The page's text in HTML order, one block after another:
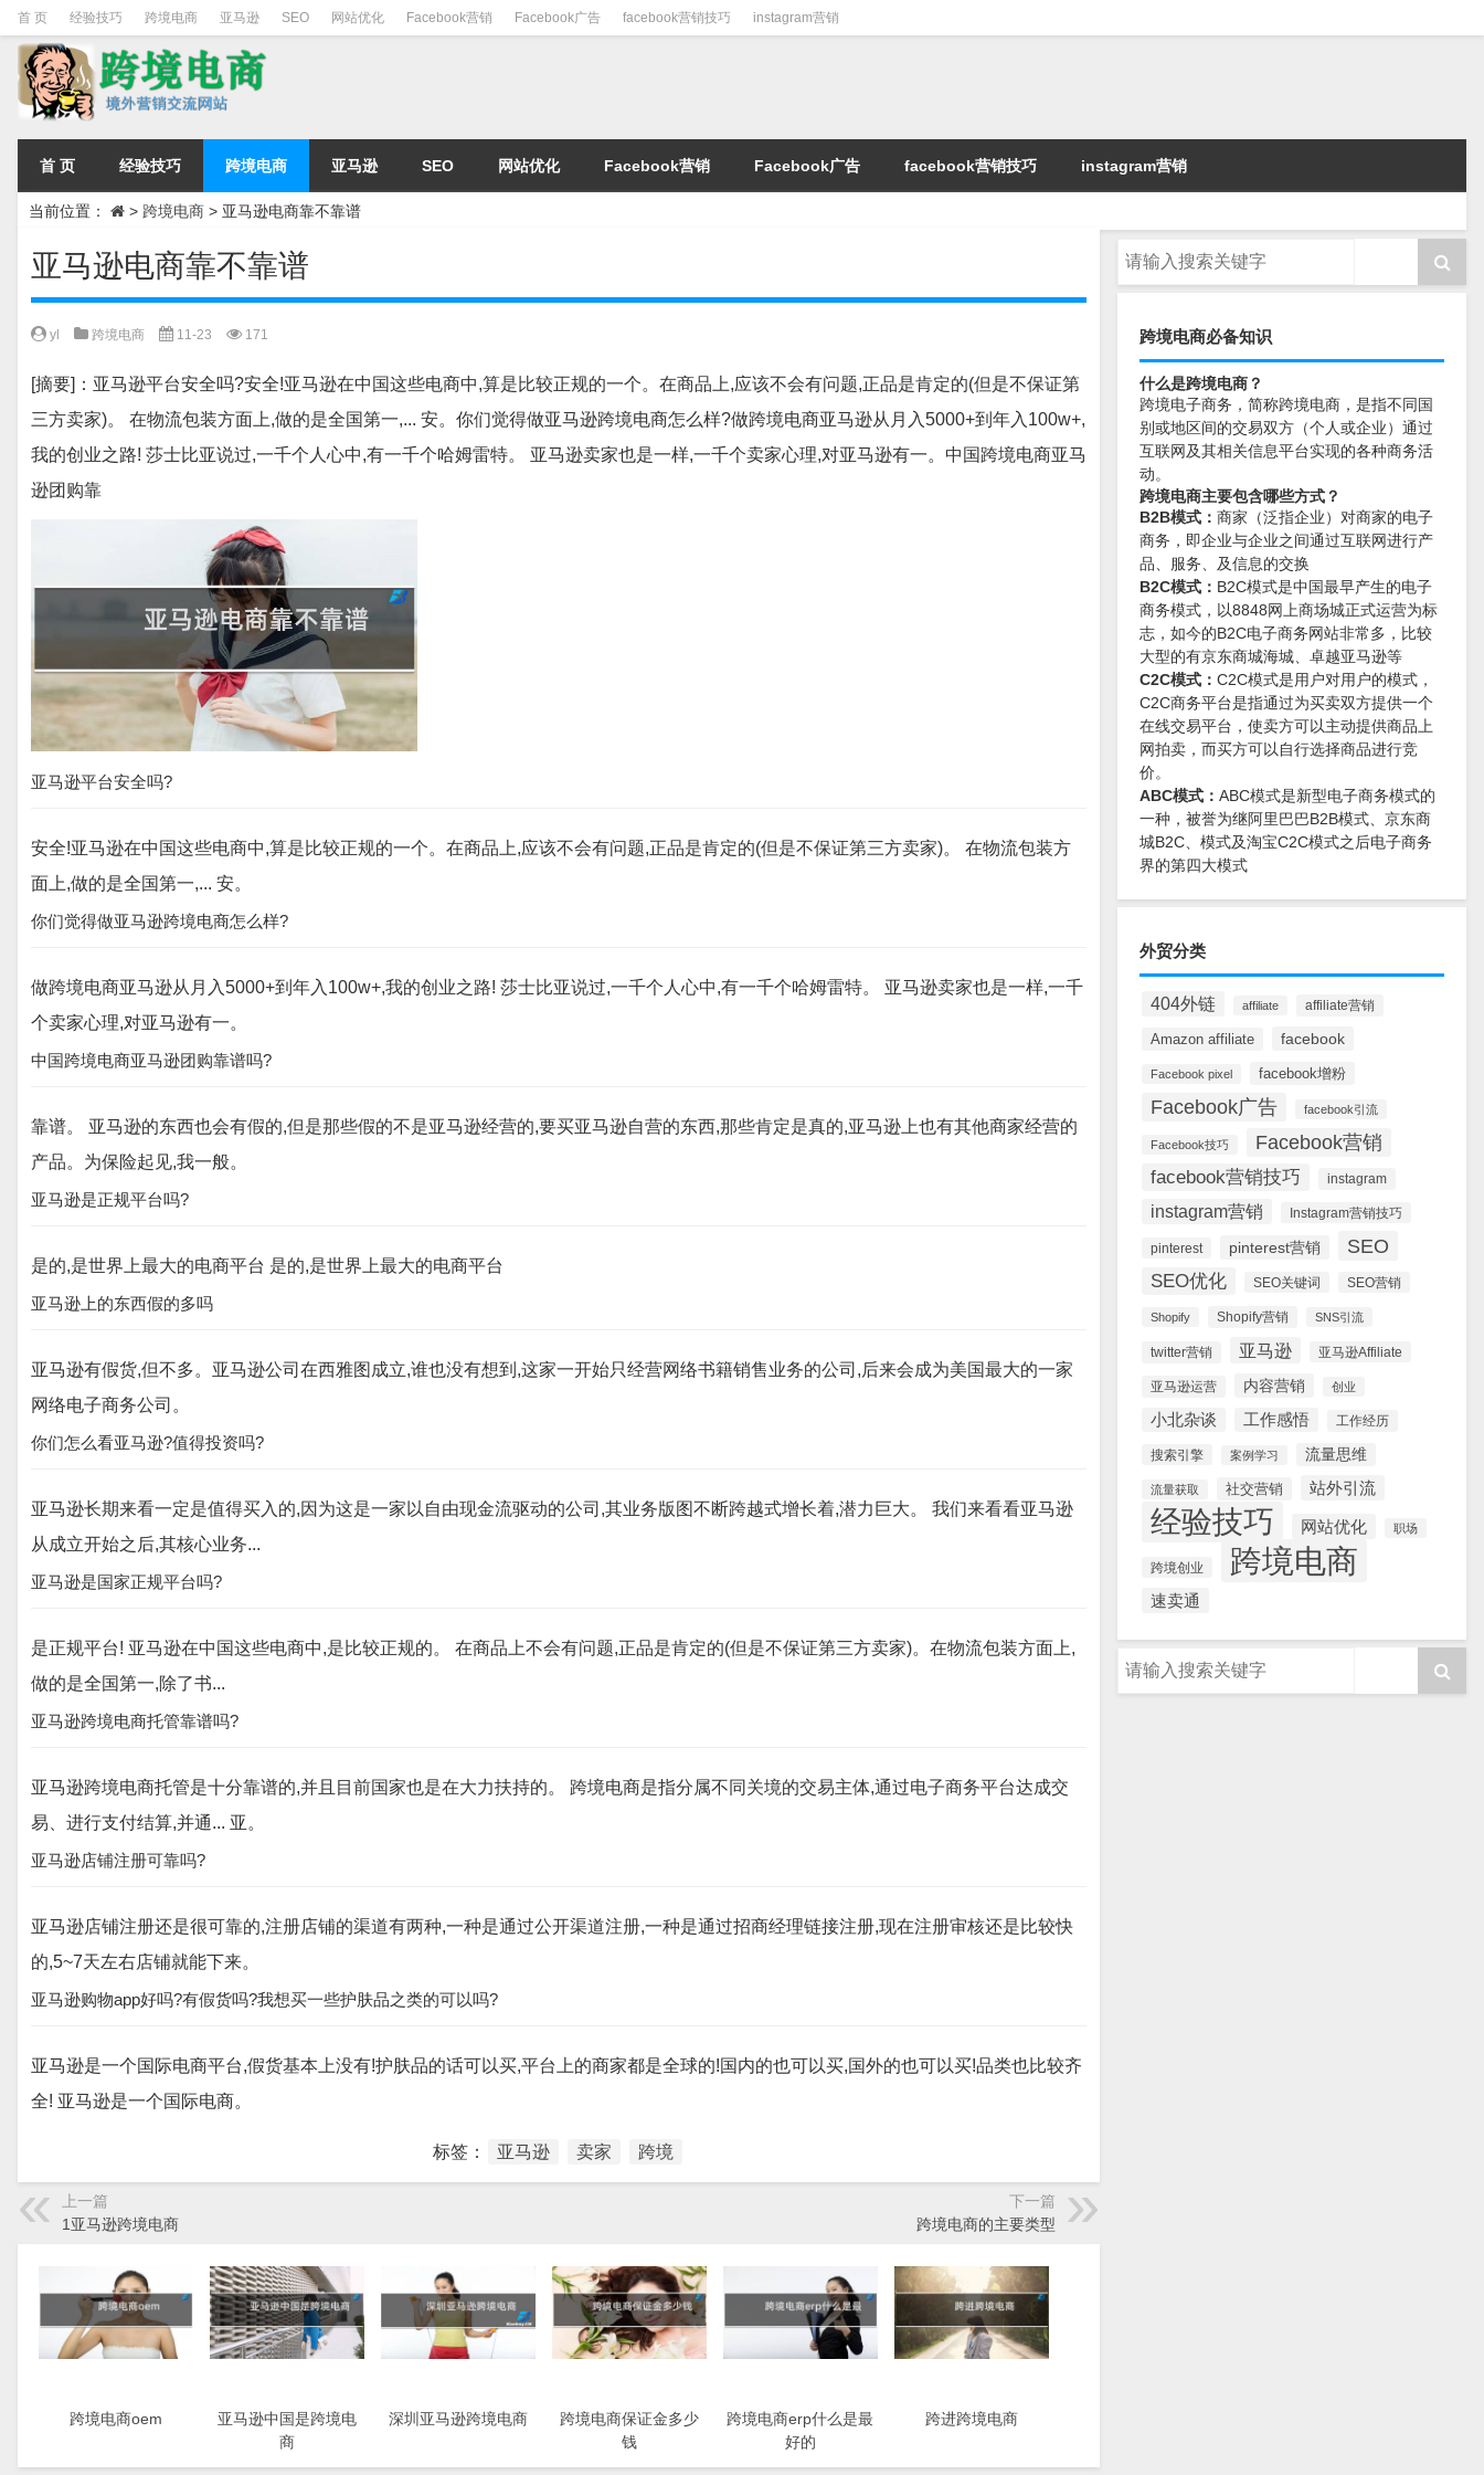
首 页 经验技巧 跨境电商 亚马逊 SEO 网站优化 Facebook营销 Facebook广告 facebook营销技巧 instagram营销
首 页 经验技巧 跨境电商 亚马逊 SEO 网站优化 Facebook营销 Facebook广告 facebook营销技巧 instagram营销
当前位置： > 跨境电商 > 亚马逊电商靠不靠谱
亚马逊电商靠不靠谱
yl 跨境电商 11-23 171
[摘要]：亚马逊平台安全吗?安全!亚马逊在中国这些电商中,算是比较正规的一个。在商品上,应该不会有问题,正品是肯定的(但是不保证第
三方卖家)。 在物流包装方面上,做的是全国第一,... 安。你们觉得做亚马逊跨境电商怎么样?做跨境电商亚马逊从月入5000+到年入100w+,
我的创业之路! 莎士比亚说过,一千个人心中,有一千个哈姆雷特。 亚马逊卖家也是一样,一千个卖家心理,对亚马逊有一。中国跨境电商亚马
逊团购靠
亚马逊平台安全吗?
安全!亚马逊在中国这些电商中,算是比较正规的一个。在商品上,应该不会有问题,正品是肯定的(但是不保证第三方卖家)。 在物流包装方
面上,做的是全国第一,... 安。
你们觉得做亚马逊跨境电商怎么样?
做跨境电商亚马逊从月入5000+到年入100w+,我的创业之路! 莎士比亚说过,一千个人心中,有一千个哈姆雷特。 亚马逊卖家也是一样,一千
个卖家心理,对亚马逊有一。
中国跨境电商亚马逊团购靠谱吗?
靠谱。 亚马逊的东西也会有假的,但是那些假的不是亚马逊经营的,要买亚马逊自营的东西,那些肯定是真的,亚马逊上也有其他商家经营的
产品。为保险起见,我一般。
亚马逊是正规平台吗?
是的,是世界上最大的电商平台 是的,是世界上最大的电商平台
亚马逊上的东西假的多吗
亚马逊有假货,但不多。亚马逊公司在西雅图成立,谁也没有想到,这家一开始只经营网络书籍销售业务的公司,后来会成为美国最大的一家
网络电子商务公司。
你们怎么看亚马逊?值得投资吗?
亚马逊长期来看一定是值得买入的,因为这是一家以自由现金流驱动的公司,其业务版图不断跨越式增长着,潜力巨大。 我们来看看亚马逊
从成立开始之后,其核心业务...
亚马逊是国家正规平台吗?
是正规平台! 亚马逊在中国这些电商中,是比较正规的。 在商品上不会有问题,正品是肯定的(但是不保证第三方卖家)。在物流包装方面上,
做的是全国第一,除了书...
亚马逊跨境电商托管靠谱吗?
亚马逊跨境电商托管是十分靠谱的,并且目前国家也是在大力扶持的。 跨境电商是指分属不同关境的交易主体,通过电子商务平台达成交
易、进行支付结算,并通... 亚。
亚马逊店铺注册可靠吗?
亚马逊店铺注册还是很可靠的,注册店铺的渠道有两种,一种是通过公开渠道注册,一种是通过招商经理链接注册,现在注册审核还是比较快
的,5~7天左右店铺就能下来。
亚马逊购物app好吗?有假货吗?我想买一些护肤品之类的可以吗?
亚马逊是一个国际电商平台,假货基本上没有!护肤品的话可以买,平台上的商家都是全球的!国内的也可以买,国外的也可以买!品类也比较齐
全! 亚马逊是一个国际电商。
标签： 亚马逊 卖家 跨境
上一篇
1亚马逊跨境电商
下一篇
跨境电商的主要类型
跨境电商oem
亚马逊中国是跨境电
商
深圳亚马逊跨境电商
跨境电商保证金多少
钱
跨境电商erp什么是最
好的
跨进跨境电商
跨境电商必备知识
什么是跨境电商？
跨境电子商务，简称跨境电商，是指不同国
别或地区间的交易双方（个人或企业）通过
互联网及其相关信息平台实现的各种商务活
动。
跨境电商主要包含哪些方式？
B2B模式： 商家（泛指企业）对商家的电子
商务，即企业与企业之间通过互联网进行产
品、服务、及信息的交换
B2C模式： B2C模式是中国最早产生的电子
商务模式，以8848网上商场城正式运营为标
志，如今的B2C电子商务网站非常多，比较
大型的有京东商城海城、卓越亚马逊等
C2C模式： C2C模式是用户对用户的模式，
C2C商务平台是指通过为买卖双方提供一个
在线交易平台，使卖方可以主动提供商品上
网拍卖，而买方可以自行选择商品进行竞
价。
ABC模式： ABC模式是新型电子商务模式的
一种，被誉为继阿里巴巴B2B模式、京东商
城B2C、模式及淘宝C2C模式之后电子商务
界的第四大模式
外贸分类
404外链 affiliate affiliate营销
Amazon affiliate facebook
Facebook pixel facebook增粉
Facebook广告 facebook引流
Facebook技巧 Facebook营销
facebook营销技巧 instagram
instagram营销 Instagram营销技巧
pinterest pinterest营销 SEO
SEO优化 SEO关键词 SEO营销
Shopify Shopify营销 SNS引流
twitter营销 亚马逊 亚马逊Affiliate
亚马逊运营 内容营销 创业
小北杂谈 工作感悟 工作经历
搜索引擎 案例学习 流量思维
流量获取 社交营销 站外引流
经验技巧 网站优化 职场
跨境创业 跨境电商
速卖通